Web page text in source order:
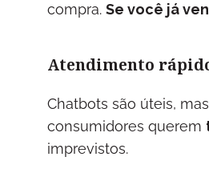
compra. Se você já
Atendimento
Chatbots são úteis,
consumidores querem
imprevistos.